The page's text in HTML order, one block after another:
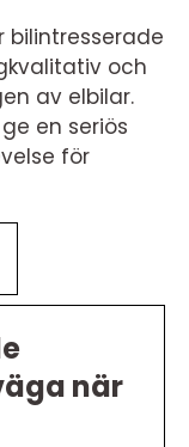
bilintresserade
och
av elbilar.
en seriös
för
när